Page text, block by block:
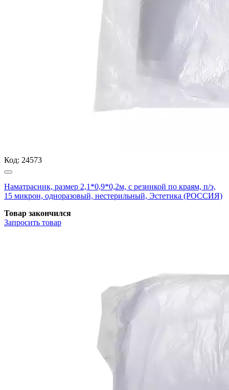
Код: 24573
Наматрасник, размер 2,1*0,9*0,2м, с резинкой по краям, п/э,
15 микрон, одноразовый, нестерильный, Эстетика (РОССИЯ)
Товар закончился
Запросить товар